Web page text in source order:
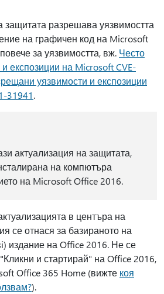
защитата разрешава уязвимостта
на графичен код на Microsoft
за уязвимостта, вж. Често
експозиции на Microsoft CVE-
уязвимости и експозиции
31941.
актуализация на защитата,
на компютъра
на Microsoft Office 2016.
в центъра на
се отнася за базираното на
издание на Office 2016. Не се
и стартирай" на Office 2016,
Office 365 Home (вижте коя
).